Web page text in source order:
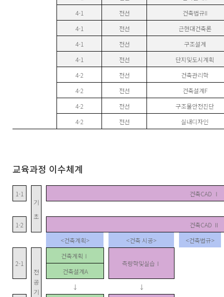
4-1
전선
건축법규II
4-1
전선
근현대건축론
4-1
전선
구조설계
4-1
전선
단지및도시계획
4-2
전선
건축관리학
4-2
전선
건축설계F
4-2
전선
구조물안전진단
4-2
전선 실내디자인
교육과정 이수체계
1-1
기
초
건축CAD Ⅰ
1-2
건축CAD Ⅱ
<건축계획>
<건축 시공> <건축법규>
2-1
전
공
기
건축계획Ⅰ
측량학및실습Ⅰ
건축설계A
↓
↓